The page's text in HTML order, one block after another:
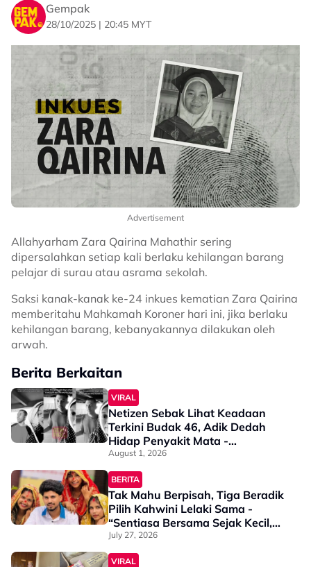
Gempak
28/10/2025 | 20:45 MYT
Advertisement
Allahyarham Zara Qairina Mahathir sering
dipersalahkan setiap kali berlaku kehilangan barang
pelajar di surau atau asrama sekolah.
Saksi kanak-kanak ke-24 inkues kematian Zara Qairina
memberitahu Mahkamah Koroner hari ini, jika berlaku
kehilangan barang, kebanyakannya dilakukan oleh
arwah.
Berita Berkaitan
VIRAL
Netizen Sebak Lihat Keadaan
Terkini Budak 46, Adik Dedah
Hidap Penyakit Mata -
“Penglihatan Dia Memang Slowly
Makin Tak Nampak…”
August 1, 2026
BERITA
Tak Mahu Berpisah, Tiga Beradik
Pilih Kahwini Lelaki Sama -
“Sentiasa Bersama Sejak Kecil,
Tak Dapat Bayangkan Hidup
Berjauhan”
July 27, 2026
VIRAL